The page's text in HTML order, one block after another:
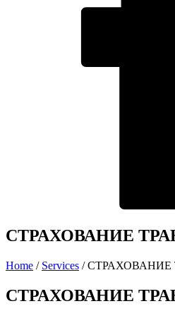
СТРАХОВАНИЕ
Home / Services /СТРАХОВАНИЕ
СТРАХОВАНИЕ